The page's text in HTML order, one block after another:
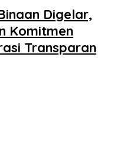
Digelar,
Komitmen
Transparan